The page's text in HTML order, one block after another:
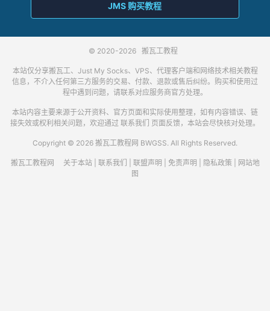
JMS 购买教程
© 2020-2026 搬瓦工教程
本站仅分享搬瓦工、Just My Socks、VPS、代理客户端和网络技术相关教程
信息，不介入任何第三方服务的交易、付款、退款或售后纠纷。购买和使用过
程中遇到问题，请联系对应服务商官方处理。
本站内容主要来源于公开资料、官方页面和实际使用整理，如有内容错误、链
接失效或权利相关问题，欢迎通过 联系我们 页面反馈，本站会尽快核对处理。
Copyright © 2026 搬瓦工教程网 BWGSS. All Rights Reserved.
搬瓦工教程网 关于本站| 联系我们 联盟声明 免责声明 隐私政策
网站地
图